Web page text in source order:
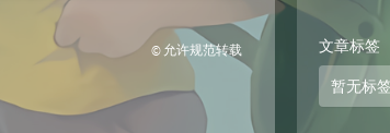
© 允许规范转载 文章标签
暂无标签